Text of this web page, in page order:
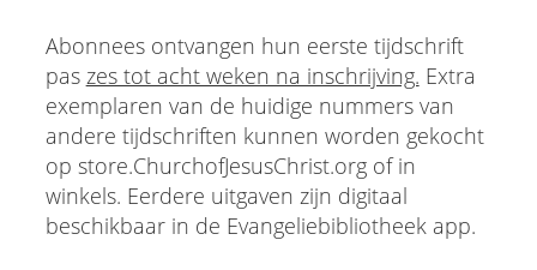
Abonnees ontvangen hun eerste tijdschrift
pas zes tot acht weken na inschrijving. Extra
exemplaren van de huidige nummers van
andere tijdschriften kunnen worden gekocht
op store.ChurchofJesusChrist.org of in
winkels. Eerdere uitgaven zijn digitaal
beschikbaar in de Evangeliebibliotheek app.